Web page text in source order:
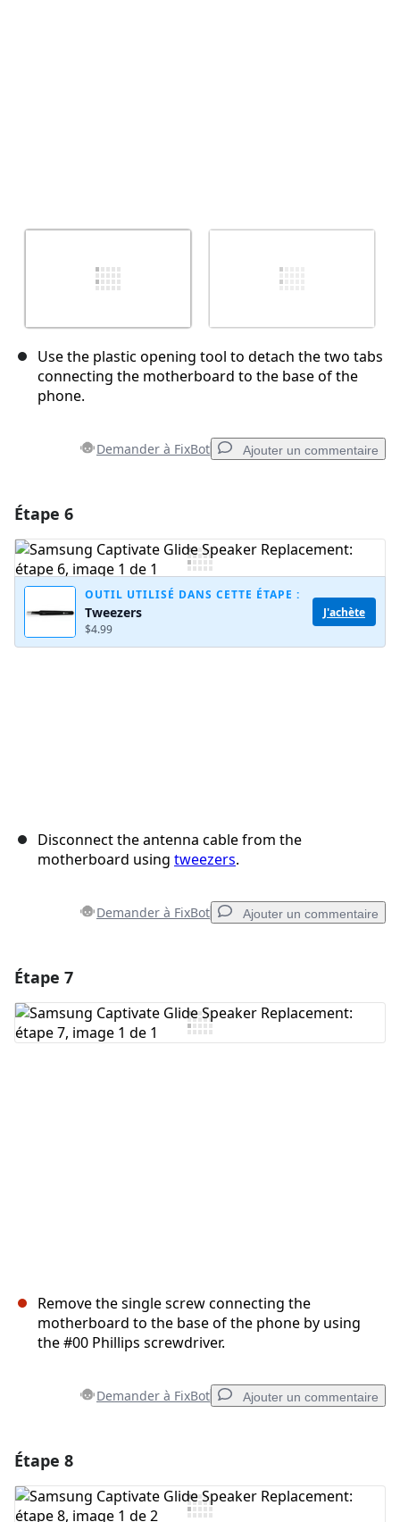
Use the plastic opening tool to detach the two tabs
connecting the motherboard to the base of the
phone.
Demander à FixBot Ajouter un commentaire
Ajouter un commentaire
Étape 6
OUTIL UTILISÉ DANS CETTE ÉTAPE :
Tweezers
$4.99
J'achète
Disconnect the antenna cable from the
motherboard using tweezers.
Demander à FixBot Ajouter un commentaire
Ajouter un commentaire
Étape 7
Remove the single screw connecting the
motherboard to the base of the phone by using
the #00 Phillips screwdriver.
Demander à FixBot Ajouter un commentaire
Ajouter un commentaire
Étape 8